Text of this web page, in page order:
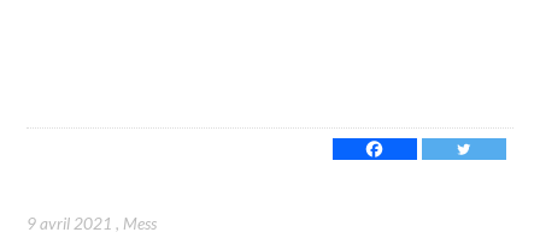
9 avril 2021 , Mess